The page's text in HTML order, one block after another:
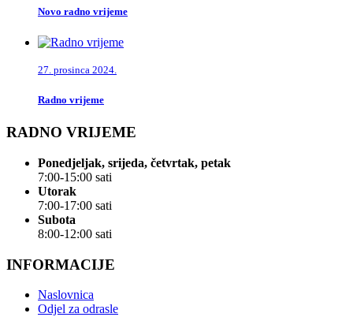
Novo radno vrijeme
27. prosinca 2024.
Radno vrijeme
RADNO VRIJEME
Ponedjeljak, srijeda, četvrtak, petak
7:00-15:00 sati
Utorak
7:00-17:00 sati
Subota
8:00-12:00 sati
INFORMACIJE
Naslovnica
Odjel za odrasle